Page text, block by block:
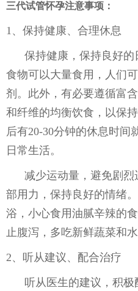
三代试管怀孕注意事项：
1、保持健康、合理休息
保持健康，保持良好的
食物可以大量食用，人们
剂。此外，有必要遵循富
和纤维的均衡饮食，以保
后有20-30分钟的休息时间
日常生活。
减少运动量，避免剧烈
部用力，保持良好的情绪
浴，小心食用油腻辛辣的
止腹泻，多吃新鲜蔬菜和水
2、听从建议、配合治疗
听从医生的建议，积极